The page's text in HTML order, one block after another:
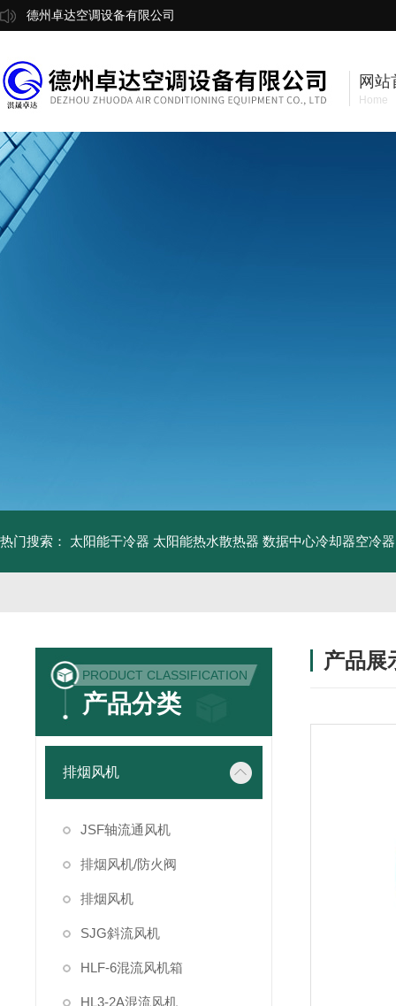
德州卓达空调设备有限公司
网站
Home
热门搜索： 太阳能干冷器 太阳能热水散热器 数据中心冷却器空冷器
PRODUCT CLASSIFICATION
产品分类
排烟风机
JSF轴流通风机
排烟风机/防火阀
排烟风机
SJG斜流风机
HLF-6混流风机箱
HL3-2A混流风机
产品展